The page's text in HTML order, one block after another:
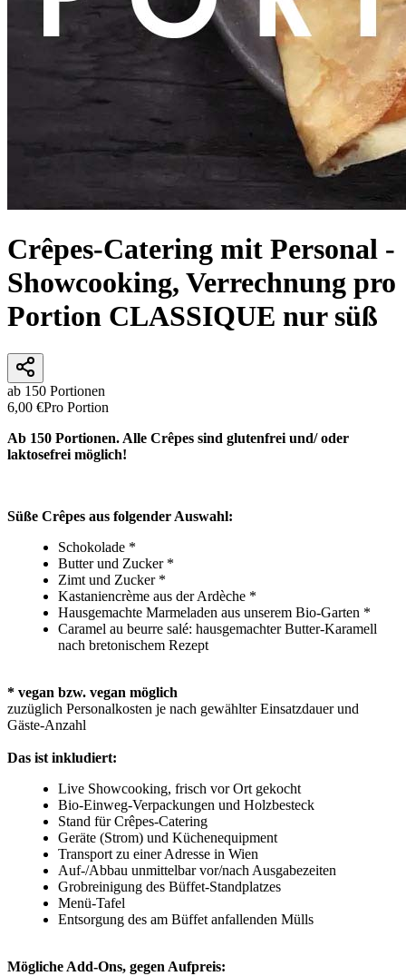
Crêpes-Catering mit Personal -
Showcooking, Verrechnung pro
Portion CLASSIQUE nur süß
ab 150 Portionen
6,00 €Pro Portion
Ab 150 Portionen. Alle Crêpes sind glutenfrei und/ oder
laktosefrei möglich!
Süße Crêpes aus folgender Auswahl:
Schokolade *
Butter und Zucker *
Zimt und Zucker *
Kastaniencrème aus der Ardèche *
Hausgemachte Marmeladen aus unserem Bio-Garten *
Caramel au beurre salé: hausgemachter Butter-Karamell
nach bretonischem Rezept
* vegan bzw. vegan möglich
zuzüglich Personalkosten je nach gewählter Einsatzdauer und
Gäste-Anzahl
Das ist inkludiert:
Live Showcooking, frisch vor Ort gekocht
Bio-Einweg-Verpackungen und Holzbesteck
Stand für Crêpes-Catering
Geräte (Strom) und Küchenequipment
Transport zu einer Adresse in Wien
Auf-/Abbau unmittelbar vor/nach Ausgabezeiten
Grobreinigung des Büffet-Standplatzes
Menü-Tafel
Entsorgung des am Büffet anfallenden Mülls
Mögliche Add-Ons, gegen Aufpreis: